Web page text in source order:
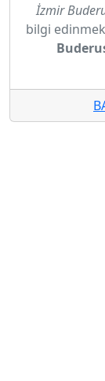
İzmir
bilgi